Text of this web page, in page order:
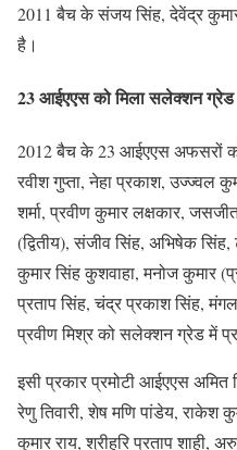
2011 बैच के संजय सिंह, देवेंद्र
है।
23 आईएएस को मिला सलेक्शन ग्रेड
2012 बैच के 23 आईएएस अफसरों
रवीश गुप्ता, नेहा प्रकाश, उज्ज्वल
शर्मा, प्रवीण कुमार लक्षकार,
(द्वितीय), संजीव सिंह, अभिषेक
कुमार सिंह कुशवाहा, मनोज कुमार
प्रताप सिंह, चंद्र प्रकाश सिंह,
प्रवीण मिश्र को सलेक्शन ग्रेड में
इसी प्रकार प्रमोटी आईएएस
रेणु तिवारी, शेष मणि पांडेय, राकेश
कुमार राय, श्रीहरि प्रताप शाही,